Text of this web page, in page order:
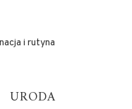
i rutyna
URODA